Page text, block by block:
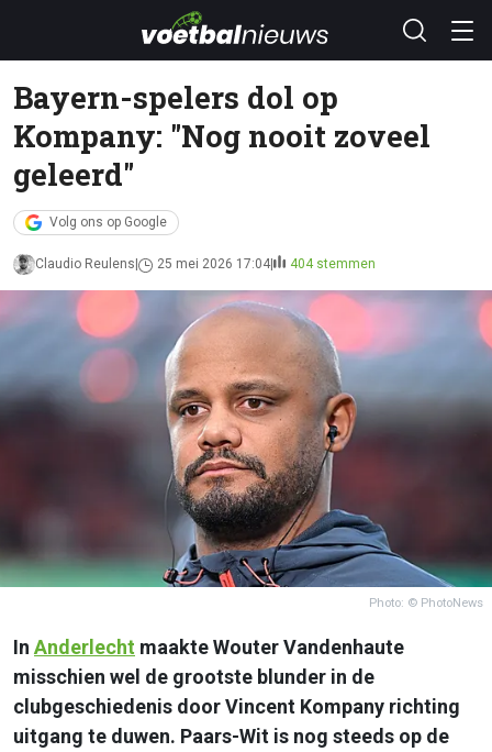
Bayern-spelers dol op
Kompany: "Nog nooit zoveel
geleerd"
Volg ons op Google
Claudio Reulens 25 mei 2026 17:04 404 stemmen
Photo: © PhotoNews
In Anderlecht maakte Wouter Vandenhaute
misschien wel de grootste blunder in de
clubgeschiedenis door Vincent Kompany richting
uitgang te duwen. Paars-Wit is nog steeds op de